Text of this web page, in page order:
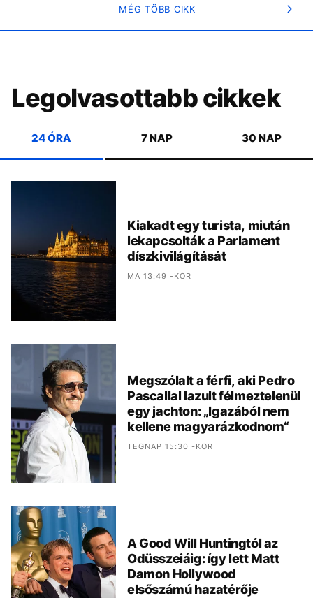
MÉG TÖBB CIKK
Legolvasottabb cikkek
24 ÓRA 7 NAP 30 NAP
Kiakadt egy turista, miután
lekapcsolták a Parlament
díszkivilágítását
MA 13:49 -KOR
Megszólalt a férfi, aki Pedro
Pascallal lazult félmeztelenül
egy jachton: „Igazából nem
kellene magyarázkodnom“
TEGNAP 15:30 -KOR
A Good Will Huntingtól az
Odüsszeiáig: így lett Matt
Damon Hollywood
elsőszámú hazatérője